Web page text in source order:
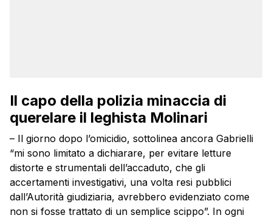
Il capo della polizia minaccia di
querelare il leghista Molinari
– Il giorno dopo l’omicidio, sottolinea ancora Gabrielli
“mi sono limitato a dichiarare, per evitare letture
distorte e strumentali dell’accaduto, che gli
accertamenti investigativi, una volta resi pubblici
dall’Autorità giudiziaria, avrebbero evidenziato come
non si fosse trattato di un semplice scippo”. In ogni